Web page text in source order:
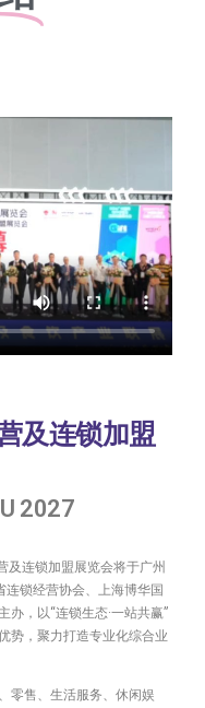
及连锁加盟
2027
连锁加盟展览会将于广州
连锁经营协会、上海博华国
，以“连锁生态·一站共赢”
势，聚力打造专业化综合业
零售、生活服务、休闲娱